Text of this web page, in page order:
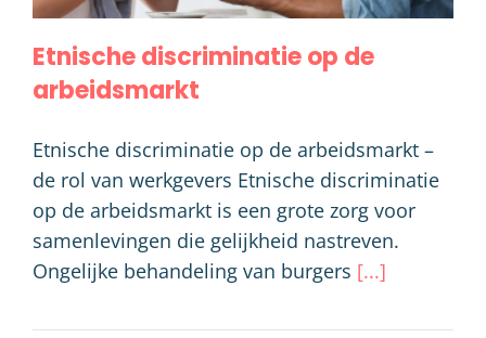
Etnische discriminatie op de
arbeidsmarkt
Etnische discriminatie op de arbeidsmarkt –
de rol van werkgevers Etnische discriminatie
op de arbeidsmarkt is een grote zorg voor
samenlevingen die gelijkheid nastreven.
Ongelijke behandeling van burgers [...]